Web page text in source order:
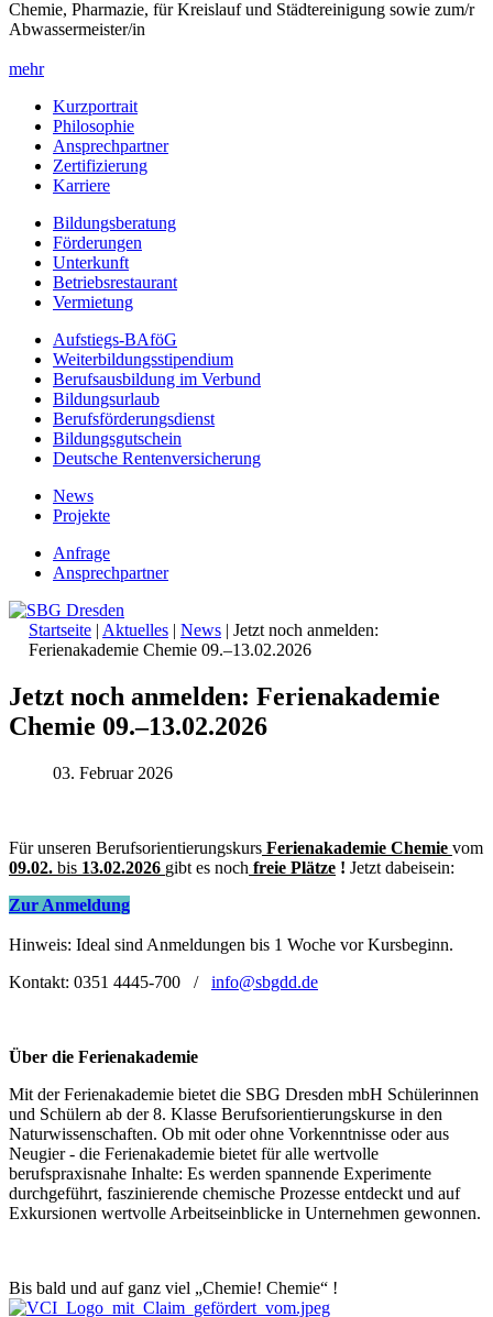
Chemie, Pharmazie, für Kreislauf und Städtereinigung sowie zum/r
Abwassermeister/in
mehr
Kurzportrait
Philosophie
Ansprechpartner
Zertifizierung
Karriere
Bildungsberatung
Förderungen
Unterkunft
Betriebsrestaurant
Vermietung
Aufstiegs-BAföG
Weiterbildungsstipendium
Berufsausbildung im Verbund
Bildungsurlaub
Berufsförderungsdienst
Bildungsgutschein
Deutsche Rentenversicherung
News
Projekte
Anfrage
Ansprechpartner
Startseite | Aktuelles | News | Jetzt noch anmelden:
Ferienakademie Chemie 09.–13.02.2026
Jetzt noch anmelden: Ferienakademie
Chemie 09.–13.02.2026
03. Februar 2026
Für unseren Berufsorientierungskurs Ferienakademie Chemie vom
09.02. bis 13.02.2026 gibt es noch freie Plätze ! Jetzt dabeisein:
Zur Anmeldung
Hinweis: Ideal sind Anmeldungen bis 1 Woche vor Kursbeginn.
Kontakt: 0351 4445-700 / info@sbgdd.de
Über die Ferienakademie
Mit der Ferienakademie bietet die SBG Dresden mbH Schülerinnen
und Schülern ab der 8. Klasse Berufsorientierungskurse in den
Naturwissenschaften. Ob mit oder ohne Vorkenntnisse oder aus
Neugier - die Ferienakademie bietet für alle wertvolle
berufspraxisnahe Inhalte: Es werden spannende Experimente
durchgeführt, faszinierende chemische Prozesse entdeckt und auf
Exkursionen wertvolle Arbeitseinblicke in Unternehmen gewonnen.
Bis bald und auf ganz viel „Chemie! Chemie“ !